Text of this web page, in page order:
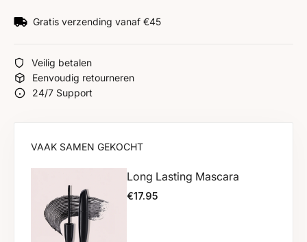
6 mm. 8 mm. 10 mm.
Gratis verzending vanaf €45
Veilig betalen
Eenvoudig retourneren
24/7 Support
VAAK SAMEN GEKOCHT
Long Lasting Mascara
€17.95